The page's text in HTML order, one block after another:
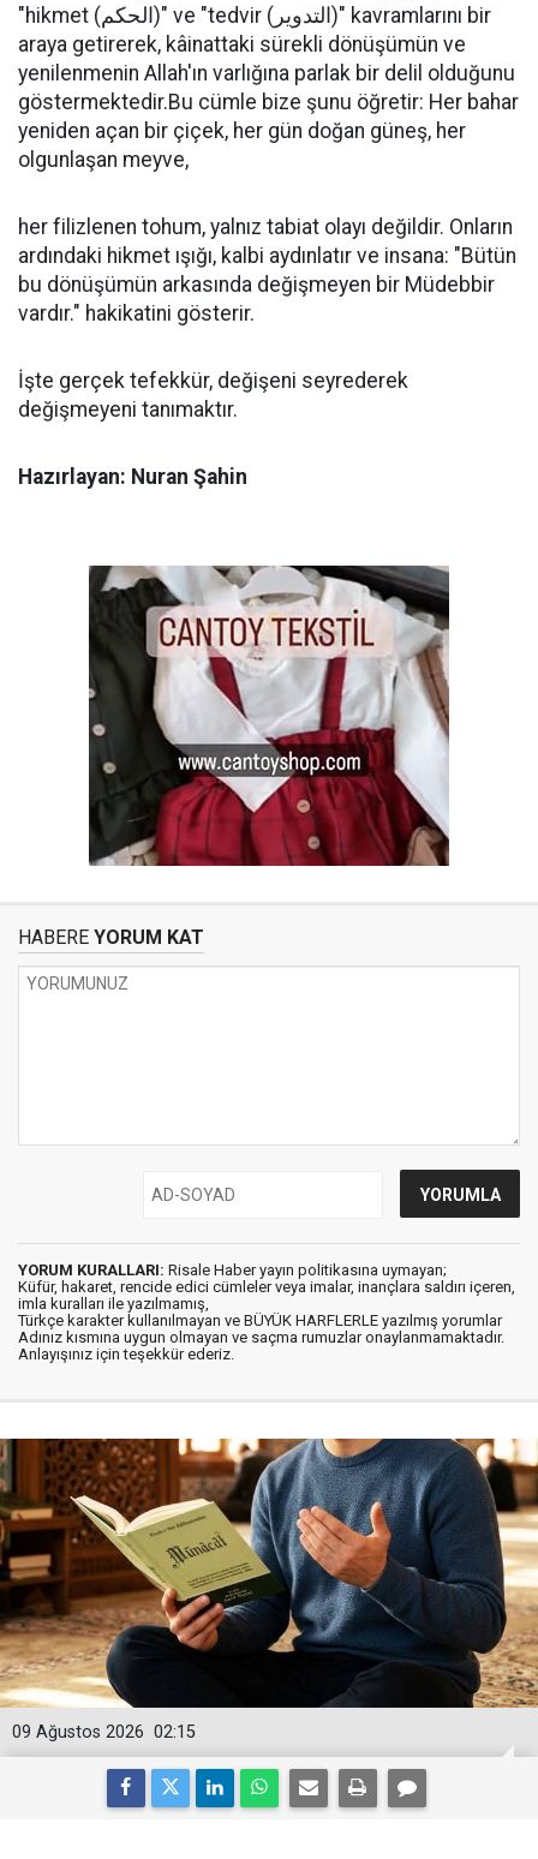
"hikmet (الحكم)" ve "tedvir (التدوير)" kavramlarını bir
araya getirerek, kâinattaki sürekli dönüşümün ve
yenilenmenin Allah'ın varlığına parlak bir delil olduğunu
göstermektedir.Bu cümle bize şunu öğretir: Her bahar
yeniden açan bir çiçek, her gün doğan güneş, her
olgunlaşan meyve,
her filizlenen tohum, yalnız tabiat olayı değildir. Onların
ardındaki hikmet ışığı, kalbi aydınlatır ve insana: "Bütün
bu dönüşümün arkasında değişmeyen bir Müdebbir
vardır." hakikatini gösterir.
İşte gerçek tefekkür, değişeni seyrederek
değişmeyeni tanımaktır.
Hazırlayan: Nuran Şahin
HABERE YORUM KAT
YORUM KURALLARI: Risale Haber yayın politikasına uymayan;
Küfür, hakaret, rencide edici cümleler veya imalar, inançlara saldırı içeren,
imla kuralları ile yazılmamış,
Türkçe karakter kullanılmayan ve BÜYÜK HARFLERLE yazılmış yorumlar
Adınız kısmına uygun olmayan ve saçma rumuzlar onaylanmamaktadır.
Anlayışınız için teşekkür ederiz.
02:15
09 Ağustos 2026